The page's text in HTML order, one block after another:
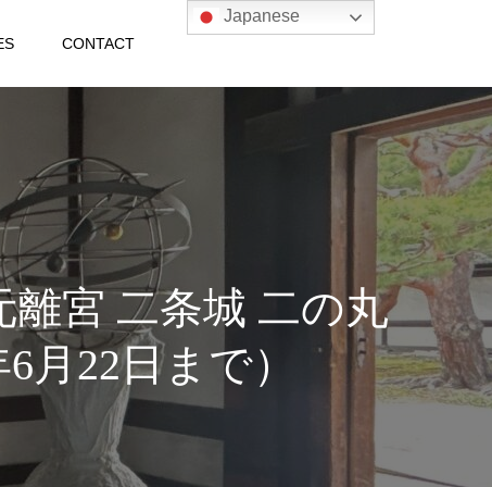
CONTACT
離宮 二条城 二の丸
月22日まで）
Japanese